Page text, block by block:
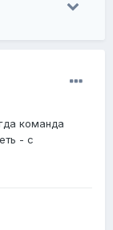
команда
- с